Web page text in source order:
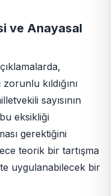
ve Anayasal
kıldığını
sayısının
eksikliği
gerektiğini
teorik bir tartışma
uygulanabilecek bir